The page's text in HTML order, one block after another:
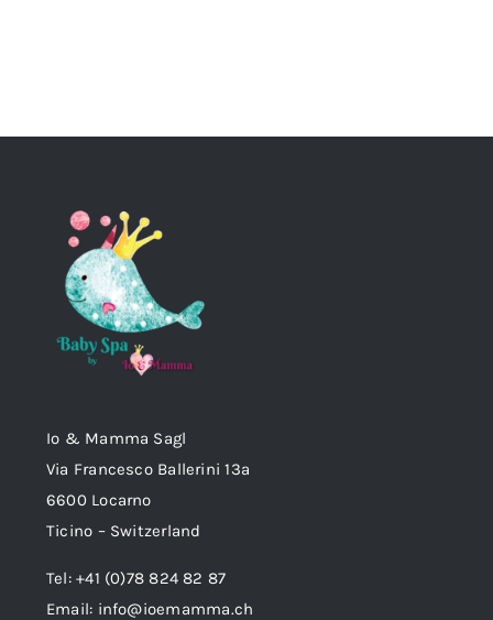
Io & Mamma Sagl
Via Francesco Ballerini 13a
6600 Locarno
Ticino – Switzerland
Tel: +41 (0)78 824 82 87
Email: info@ioemamma.ch